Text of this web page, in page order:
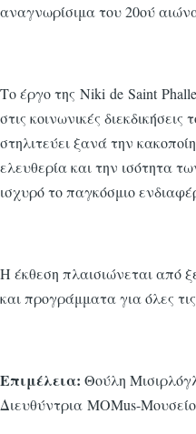
αναγνωρίσιμα του 20ού
Το έργο της Niki de Saint
στις κοινωνικές
στηλιτεύει ξανά την
ελευθερία και την ισότητα
ισχυρό το παγκόσμιο
Η έκθεση πλαισιώνεται από
και προγράμματα για όλες
Επιμέλεια: Θούλη
Διευθύντρια MOMus-